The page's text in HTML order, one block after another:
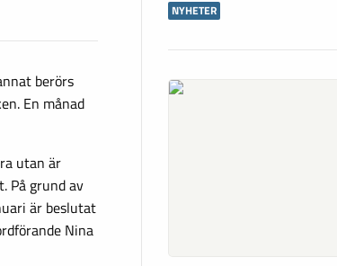
berörs
En månad
utan är
På grund av
är beslutat
Nina
NYHETER